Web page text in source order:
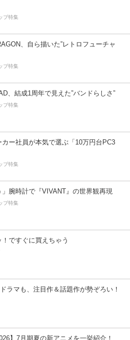
プ特集
、自ら描いた”レトロフューチャ
プ特集
、結成1周年で見えた”バンドらしさ”
プ特集
ー社員が本気で選ぶ「10万円台PC3
プ特集
」腕時計で『VIVANT』の世界観再現
プ特集
ですぐに買えちゃう
ラマも、注目作＆話題作が勢ぞろい！
】7月期夏の新アニメを一挙紹介！